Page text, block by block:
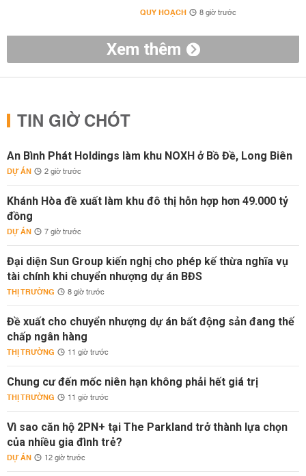
QUY HOẠCH 8 giờ trước
Xem thêm
TIN GIỜ CHÓT
An Bình Phát Holdings làm khu NOXH ở Bồ Đề, Long Biên
DỰ ÁN 2 giờ trước
Khánh Hòa đề xuất làm khu đô thị hỗn hợp hơn 49.000 tỷ
đồng
DỰ ÁN 7 giờ trước
Đại diện Sun Group kiến nghị cho phép kế thừa nghĩa vụ
tài chính khi chuyển nhượng dự án BĐS
THỊ TRƯỜNG 8 giờ trước
Đề xuất cho chuyển nhượng dự án bất động sản đang thế
chấp ngân hàng
THỊ TRƯỜNG 11 giờ trước
Chung cư đến mốc niên hạn không phải hết giá trị
THỊ TRƯỜNG 11 giờ trước
Vì sao căn hộ 2PN+ tại The Parkland trở thành lựa chọn
của nhiều gia đình trẻ?
DỰ ÁN 12 giờ trước